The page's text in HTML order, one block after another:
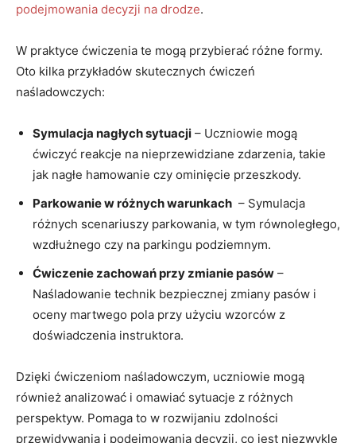
podejmowania decyzji na drodze.
W praktyce ćwiczenia te mogą przybierać różne formy.
Oto‌ kilka przykładów skutecznych ćwiczeń
naśladowczych:
Symulacja nagłych sytuacji – Uczniowie mogą⁣
ćwiczyć reakcje na nieprzewidziane​ zdarzenia, takie
jak nagłe hamowanie czy ominięcie ​przeszkody.
Parkowanie w różnych warunkach ​ – Symulacja
różnych scenariuszy parkowania, w ​tym równoległego,
wzdłużnego czy na parkingu podziemnym.
Ćwiczenie zachowań przy zmianie pasów –
Naśladowanie technik bezpiecznej zmiany⁤ pasów i⁣
oceny martwego pola przy ⁤użyciu wzorców‍ z
doświadczenia instruktora.
Dzięki ćwiczeniom naśladowczym, uczniowie mogą
również analizować i omawiać sytuacje ‌z różnych
perspektyw. Pomaga to w rozwijaniu ⁣zdolności
przewidywania‌ i podejmowania decyzji, co jest⁣ niezwykle